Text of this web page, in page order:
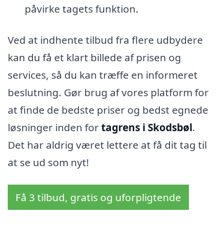
påvirke tagets funktion.
Ved at indhente tilbud fra flere udbydere
kan du få et klart billede af prisen og
services, så du kan træffe en informeret
beslutning. Gør brug af vores platform for
at finde de bedste priser og bedst egnede
løsninger inden fortagrens i Skodsbøl.
Det har aldrig været lettere at få dit tag til
at se ud som nyt!
Få 3 tilbud, gratis og uforpligtende